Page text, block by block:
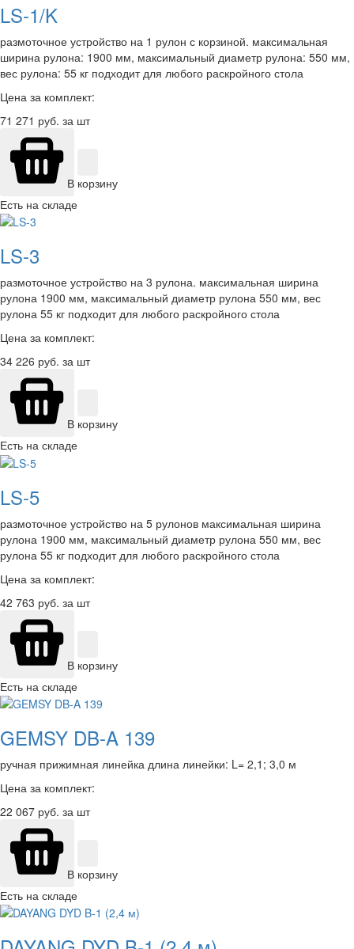
LS-1/K
размоточное устройство на 1 рулон с корзиной. максимальная
ширина рулона: 1900 мм, максимальный диаметр рулона: 550 мм,
вес рулона: 55 кг подходит для любого раскройного стола
Цена за комплект:
71 271 руб. за шт
В корзину
Есть на складе
LS-3
размоточное устройство на 3 рулона. максимальная ширина
рулона 1900 мм, максимальный диаметр рулона 550 мм, вес
рулона 55 кг подходит для любого раскройного стола
Цена за комплект:
34 226 руб. за шт
В корзину
Есть на складе
LS-5
размоточное устройство на 5 рулонов максимальная ширина
рулона 1900 мм, максимальный диаметр рулона 550 мм, вес
рулона 55 кг подходит для любого раскройного стола
Цена за комплект:
42 763 руб. за шт
В корзину
Есть на складе
GEMSY DB-A 139
ручная прижимная линейка длина линейки: L= 2,1; 3,0 м
Цена за комплект:
22 067 руб. за шт
В корзину
Есть на складе